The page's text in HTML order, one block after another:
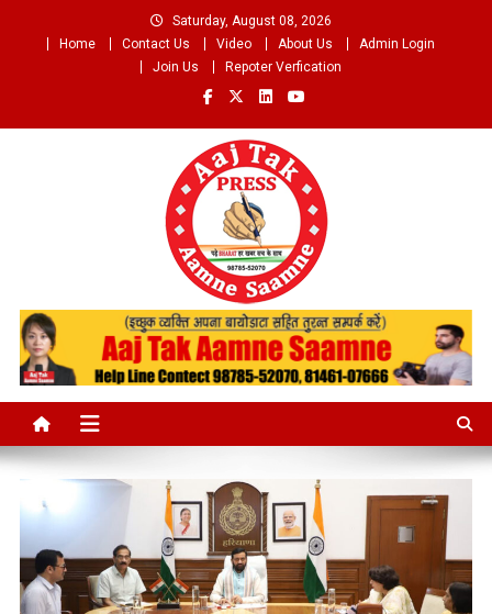
Saturday, August 08, 2026
Home
Contact Us Video About Us
Admin Login
Join Us
Repoter Verfication
Aaj Tak Aamne Saamne.com